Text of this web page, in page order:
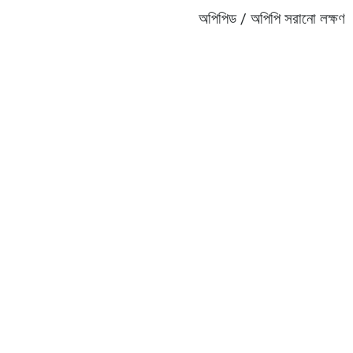
অপিপিড / অপিপি সরানো লক্ষণ